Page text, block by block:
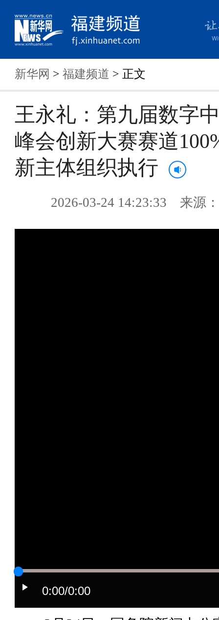
新华网 > 福建频道 > 正文
王永礼：第九届数字
峰会创新大赛赛道
新主体组织执行
2026-03-24 14:23:33 来源
0:00/0:00